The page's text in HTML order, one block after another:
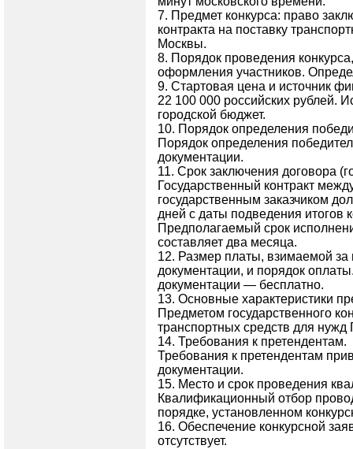
7. Предмет конкурса: право
контракта на поставку
Москвы.
8. Порядок проведения
оформления участников.
9. Стартовая цена и источник
22 100 000 российских рублей.
городской бюджет.
10. Порядок определения
Порядок определения
документации.
11. Срок заключения договора
Государственный контракт
государственным заказчиком
дней с даты подведения итогов
Предполагаемый срок
составляет два месяца.
12. Размер платы, взимаемой за
документации, и порядок
документации — бесплатно.
13. Основные характеристики
Предметом государственного
транспортных средств для
14. Требования к претендентам.
Требования к претендентам
документации.
15. Место и срок проведения
Квалификационный отбор
порядке, установленном
16. Обеспечение конкурсной
отсутствует.